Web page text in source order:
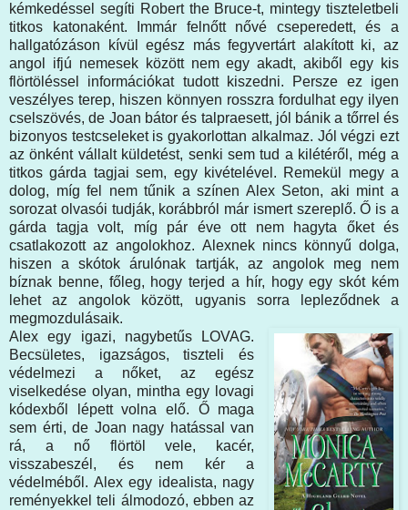
kémkedéssel segíti Robert the Bruce-t, mintegy tiszteletbeli
titkos katonaként. Immár felnőtt nővé cseperedett, és a
hallgatózáson kívül egész más fegyvertárt alakított ki, az
angol ifjú nemesek között nem egy akadt, akiből egy kis
flörtöléssel információkat tudott kiszedni. Persze ez igen
veszélyes terep, hiszen könnyen rosszra fordulhat egy ilyen
cselszövés, de Joan bátor és talpraesett, jól bánik a tőrrel és
bizonyos testcseleket is gyakorlottan alkalmaz. Jól végzi ezt
az önként vállalt küldetést, senki sem tud a kilétéről, még a
titkos gárda tagjai sem, egy kivételével. Remekül megy a
dolog, míg fel nem tűnik a színen Alex Seton, aki mint a
sorozat olvasói tudják, korábbról már ismert szereplő. Ő is a
gárda tagja volt, míg pár éve ott nem hagyta őket és
csatlakozott az angolokhoz. Alexnek nincs könnyű dolga,
hiszen a skótok árulónak tartják, az angolok meg nem
bíznak benne, főleg, hogy terjed a hír, hogy egy skót kém
lehet az angolok között, ugyanis sorra lepleződnek a
megmozdulásaik.
Alex egy igazi, nagybetűs LOVAG.
Becsületes, igazságos, tiszteli és
védelmezi a nőket, az egész
viselkedése olyan, mintha egy lovagi
kódexből lépett volna elő. Ő maga
sem érti, de Joan nagy hatással van
rá, a nő flörtöl vele, kacér,
visszabeszél, és nem kér a
védelméből. Alex egy idealista, nagy
reményekkel teli álmodozó, ebben az